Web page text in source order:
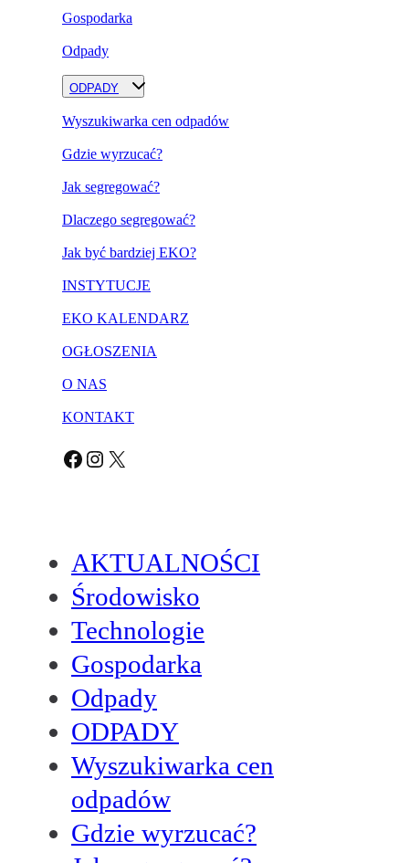
Gospodarka
Odpady
ODPADY
Wyszukiwarka cen odpadów
Gdzie wyrzucać?
Jak segregować?
Dlaczego segregować?
Jak być bardziej EKO?
INSTYTUCJE
EKO KALENDARZ
OGŁOSZENIA
O NAS
KONTAKT
Facebook Instagram X
AKTUALNOŚCI
Środowisko
Technologie
Gospodarka
Odpady
ODPADY
Wyszukiwarka cen
odpadów
Gdzie wyrzucać?